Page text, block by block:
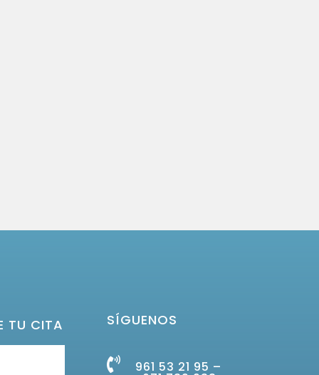
TU CITA SÍGUENOS
961 53 21 95 –